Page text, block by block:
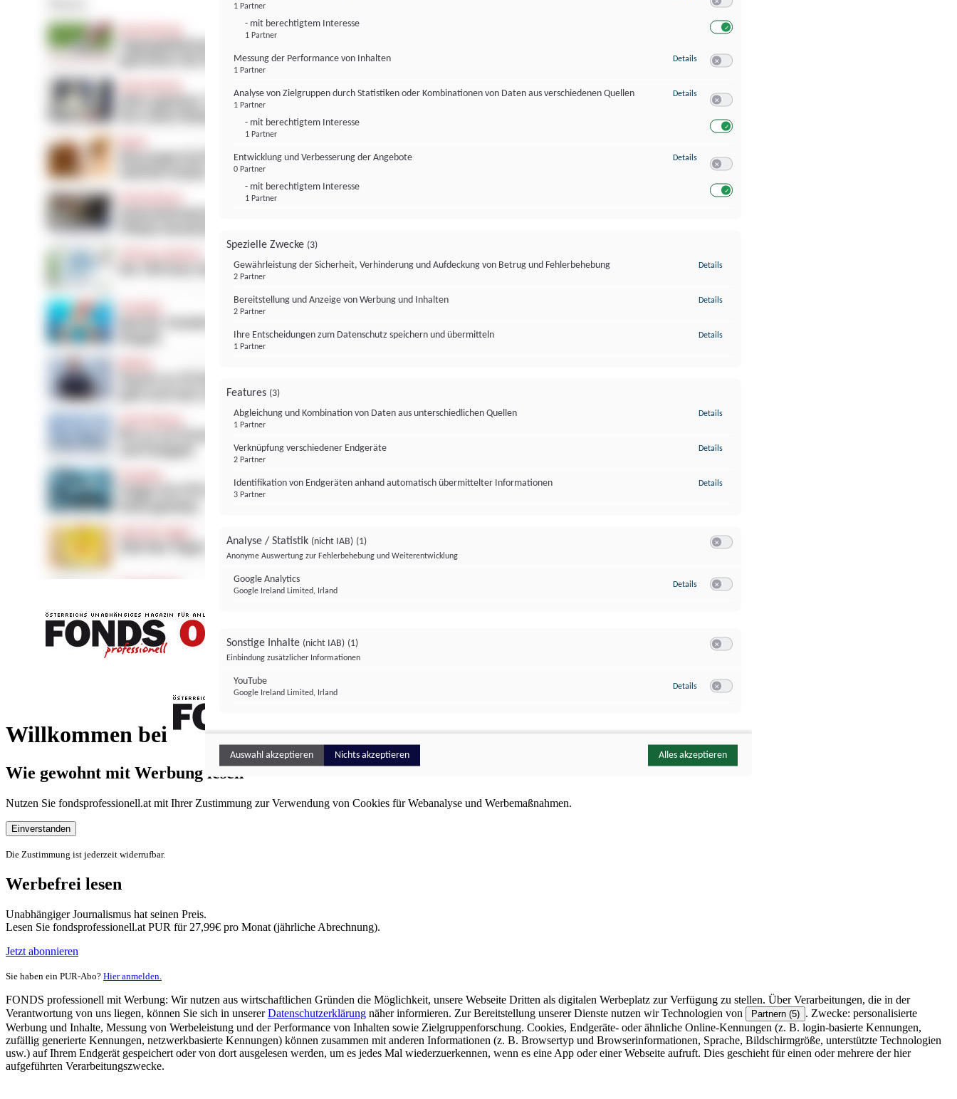
Willkommen bei
FONDS professionell
Wie gewohnt mit Werbung lesen
Nutzen Sie fondsprofessionell.at mit Ihrer Zustimmung zur Verwendung von Cookies für Webanalyse und Werbemaßnahmen.
Einverstanden
Die Zustimmung ist jederzeit widerrufbar.
Werbefrei lesen
Unabhängiger Journalismus hat seinen Preis.
Lesen Sie fondsprofessionell.at PUR für 27,99€ pro Monat (jährliche Abrechnung).
Jetzt abonnieren
Sie haben ein PUR-Abo? Hier anmelden.
FONDS professionell mit Werbung: Wir nutzen aus wirtschaftlichen Gründen die Möglichkeit, unsere Webseite Dritten als digitalen Werbeplatz zur Verfügung zu stellen. Über Verarbeitungen, die in der
Verantwortung von uns liegen, können Sie sich in unsererDatenschutzerklärung näher informieren. Zur Bereitstellung unserer Dienste nutzen wir Technologien von Partnern (5) . Zwecke: personalisierte
Werbung und Inhalte, Messung von Werbeleistung und der Performance von Inhalten sowie Zielgruppenforschung. Cookies, Endgeräte- oder ähnliche Online-Kennungen (z. B. login-basierte Kennungen,
zufällig generierte Kennungen, netzwerkbasierte Kennungen) können zusammen mit anderen Informationen (z. B. Browsertyp und Browserinformationen, Sprache, Bildschirmgröße, unterstützte Technologien
usw.) auf Ihrem Endgerät gespeichert oder von dort ausgelesen werden, um es jedes Mal wiederzuerkennen, wenn es eine App oder einer Webseite aufruft. Dies geschieht für einen oder mehrere der hier
aufgeführten Verarbeitungszwecke.
1 Partner
- mit berechtigtem Interesse
1 Partner
Messung der Performance von Inhalten
1 Partner
Details zu Messung der Performance von Inhalten
Analyse von Zielgruppen durch Statistiken oder Kombinationen von Daten aus verschiedenen Quellen
1 Partner
- mit berechtigtem Interesse
1 Partner
Details zu Analyse von Zielgruppen durch Statistiken oder Kombinationen von
Entwicklung und Verbesserung der Angebote
0 Partner
- mit berechtigtem Interesse
1 Partner
Details zu Entwicklung und Verbesserung der Angebote
Spezielle Zwecke (3)
Gewährleistung der Sicherheit, Verhinderung und Aufdeckung von Betrug und Fehlerbehebung
2 Partner
Details
Bereitstellung und Anzeige von Werbung und Inhalten
2 Partner
Details
Ihre Entscheidungen zum Datenschutz speichern und übermitteln
1 Partner
Details
Features (3)
Abgleichung und Kombination von Daten aus unterschiedlichen Quellen
1 Partner
Details
Verknüpfung verschiedener Endgeräte
2 Partner
Details
Identifikation von Endgeräten anhand automatisch übermittelter Informationen
3 Partner
Details
Analyse / Statistik (nicht IAB) (1)
Anonyme Auswertung zur Fehlerbehebung und Weiterentwicklung
Google Analytics
Google Ireland Limited, Irland
Details zu Google Analytics
Sonstige Inhalte (nicht IAB) (1)
Einbindung zusätzlicher Informationen
YouTube
Google Ireland Limited, Irland
Details zu YouTube
Auswahl akzeptieren Nichts akzeptieren Alles akzeptieren